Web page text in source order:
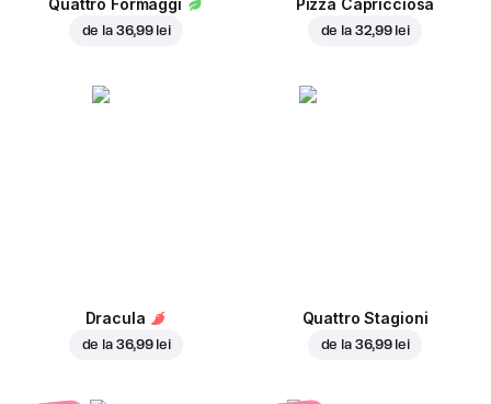
Quattro Formaggi
de la 36,99 lei
Pizza Capricciosa
de la 32,99 lei
Dracula
de la 36,99 lei
Quattro Stagioni
de la 36,99 lei